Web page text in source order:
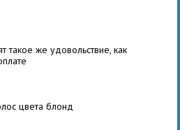
такое же удовольствие, как
цвета блонд